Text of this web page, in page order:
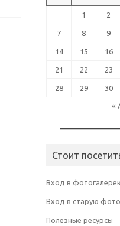
1 2
7 8 9
14 15 16
21 22 23
28 29 30
«
Стоит
Вход в
Вход в старую
Полезные ресурсы